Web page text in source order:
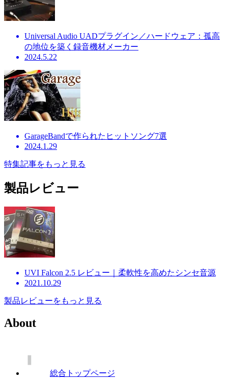
Universal Audio UADプラグイン／ハードウェア：孤高
の地位を築く録音機材メーカー
2024.5.22
GarageBandで作られたヒットソング7選
2024.1.29
特集記事をもっと見る
製品レビュー
UVI Falcon 2.5 レビュー｜柔軟性を高めたシンセ音源
2021.10.29
製品レビューをもっと見る
About
総合トップページ